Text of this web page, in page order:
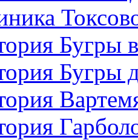
Бугры
Бугры